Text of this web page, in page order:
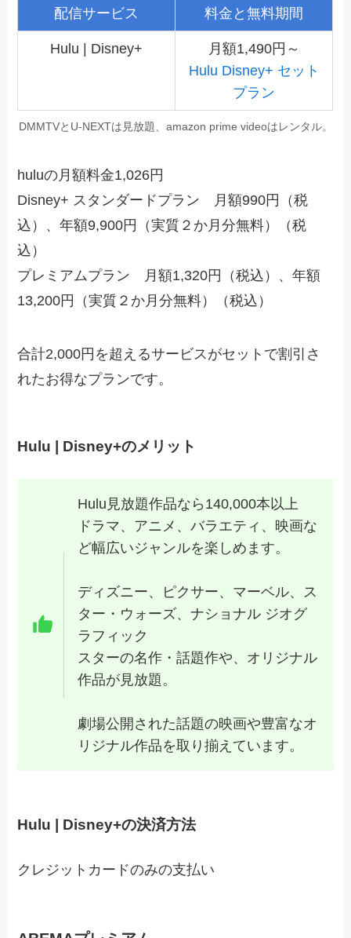
配信サービス 料金と無料期間
Hulu | Disney+
月額1,490円～
Hulu Disney+ セット
プラン
DMMTVとU-NEXTは見放題、amazon prime videoはレンタル。
huluの月額料金1,026円
Disney+ スタンダードプラン 月額990円（税
込）、年額9,900円（実質２か月分無料）（税
込）
プレミアムプラン 月額1,320円（税込）、年額
13,200円（実質２か月分無料）（税込）
合計2,000円を超えるサービスがセットで割引さ
れたお得なプランです。
Hulu | Disney+のメリット
Hulu見放題作品なら140,000本以上
ドラマ、アニメ、バラエティ、映画な
ど幅広いジャンルを楽しめます。
ディズニー、ピクサー、マーベル、ス
ター・ウォーズ、ナショナル ジオグ
ラフィック
スターの名作・話題作や、オリジナル
作品が見放題。
劇場公開された話題の映画や豊富なオ
リジナル作品を取り揃えています。
Hulu | Disney+の決済方法
クレジットカードのみの支払い